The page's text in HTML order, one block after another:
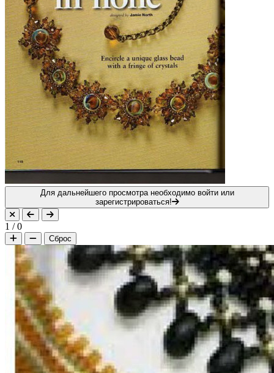
Для дальнейшего просмотра необходимо войти или
зарегистрироваться!
1 /0
Сброс